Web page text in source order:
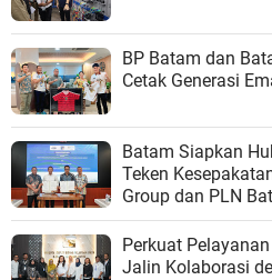
BP Batam dan
Cetak Generasi
Batam Siapkan
Teken
Group dan PLN
Perkuat
Jalin Kolaborasi